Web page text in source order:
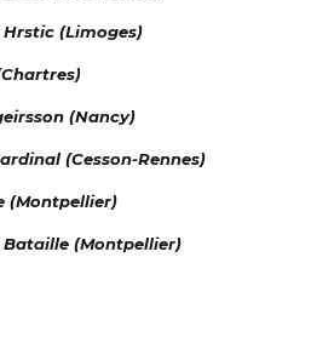
Hrstic (Limoges)
(Nancy)
(Cesson-Rennes)
(Montpellier)
Bataille (Montpellier)